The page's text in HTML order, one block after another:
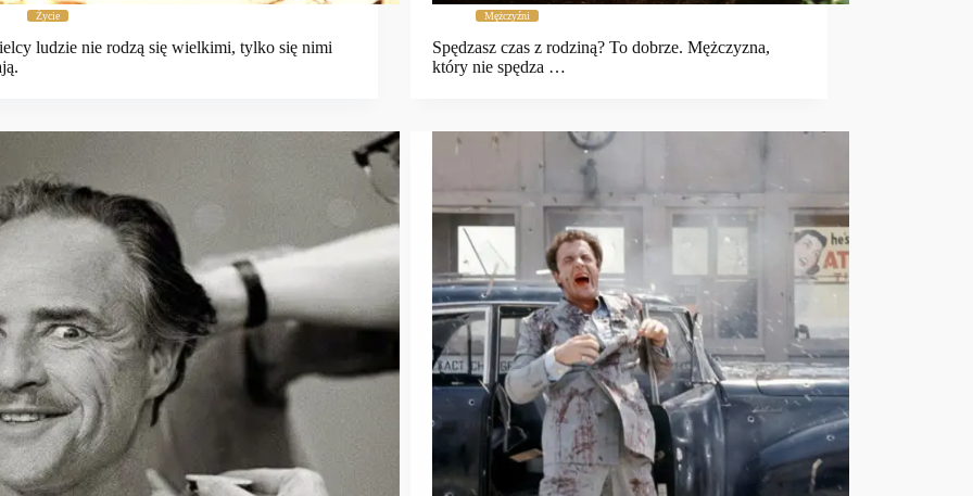
Życie
ludzie nie rodzą się wielkimi, tylko się nimi
Mężczyźni
Spędzasz czas z rodziną? To dobrze. Mężczyzna,
który nie spędza …